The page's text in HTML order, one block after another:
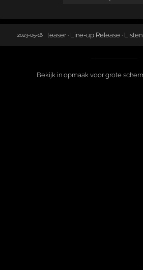
2023-05-16 teaser · Line-up Release ·
Bekijk in opmaak voor grote